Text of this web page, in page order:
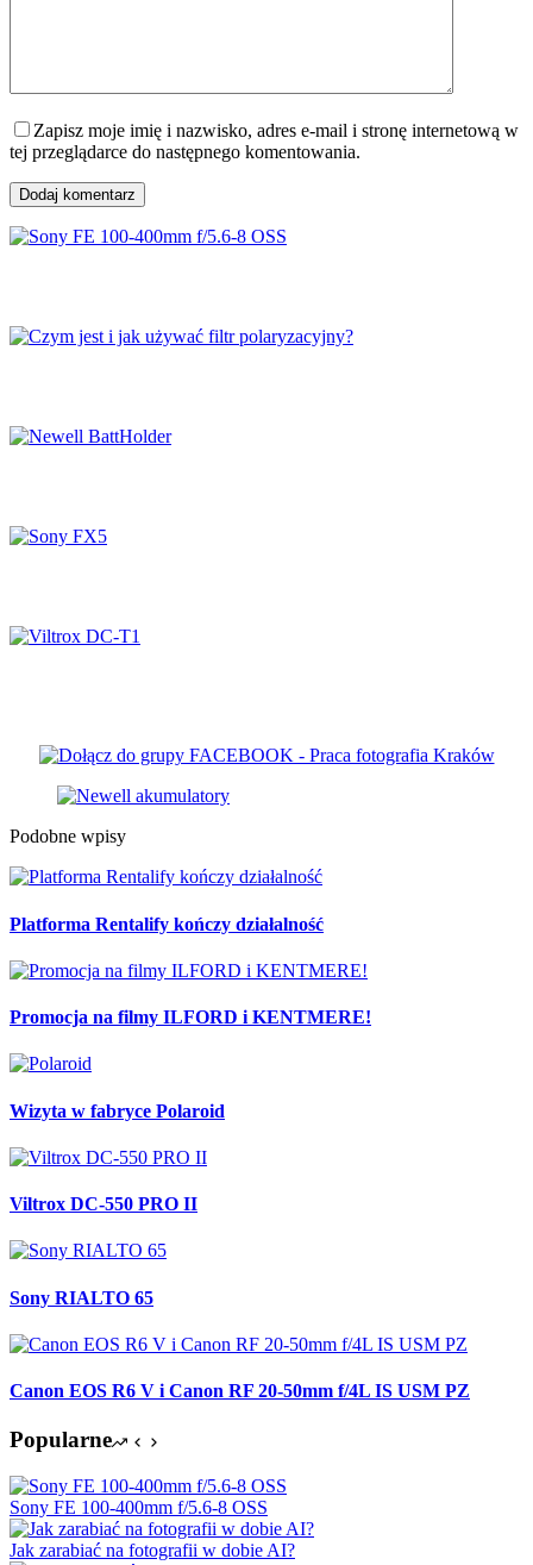
Zapisz moje imię i nazwisko, adres e-mail i stronę internetową w
tej przeglądarce do następnego komentowania.
Dodaj komentarz
Podobne wpisy
Platforma Rentalify kończy działalność
Promocja na filmy ILFORD i KENTMERE!
Wizyta w fabryce Polaroid
Viltrox DC-550 PRO II
Sony RIALTO 65
Canon EOS R6 V i Canon RF 20-50mm f/4L IS USM PZ
Popularne
Sony FE 100-400mm f/5.6-8 OSS
Jak zarabiać na fotografii w dobie AI?